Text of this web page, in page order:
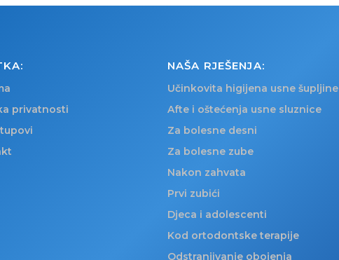
privatnosti
NAŠA RJEŠENJA:
Učinkovita higijena usne šupljine
Afte i oštećenja usne sluznice
Za bolesne desni
Za bolesne zube
Nakon zahvata
Prvi zubići
Djeca i adolescenti
Kod ortodontske terapije
Odstranjivanje obojenja